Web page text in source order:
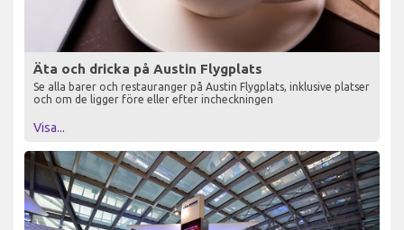
Äta och dricka på Austin Flygplats
Se alla barer och restauranger på Austin Flygplats, inklusive platser
och om de ligger före eller efter incheckningen
Visa...